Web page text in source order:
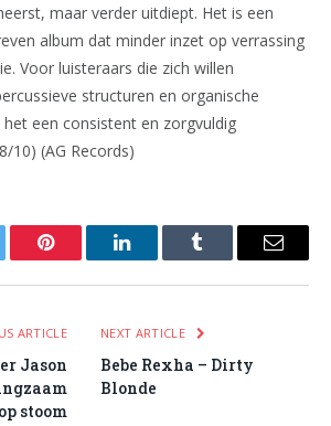
maar verder uitdiept. Het is een
album dat minder inzet op verrassing
Voor luisteraars die zich willen
structuren en organische
een consistent en zorgvuldig
10) (AG Records)
Pinterest LinkedInTumblr Email
ARTICLE
Jason
stoom
NEXT ARTICLE
Bebe Rexha – Dirty
Blonde